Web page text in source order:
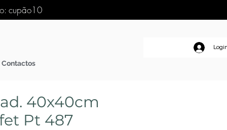
cupão10
40x40cm
Pt 487
Contactos